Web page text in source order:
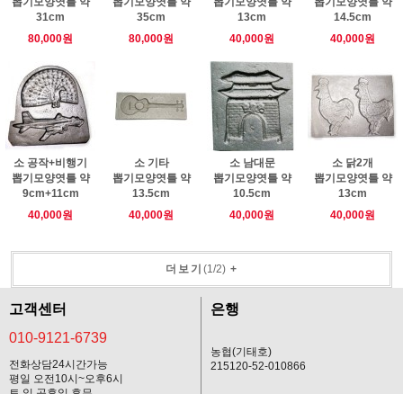
31cm
80,000원
35cm
80,000원
13cm
40,000원
14.5cm
40,000원
소 공작+비행기
뽑기모양엿틀 약
9cm+11cm
40,000원
소 기타
뽑기모양엿틀 약
13.5cm
40,000원
소 남대문
뽑기모양엿틀 약
10.5cm
40,000원
소 닭2개
뽑기모양엿틀 약
13cm
40,000원
더보기 (1/2)+
고객센터
010-9121-6739
전화상담24시간가능
평일 오전10시~오후6시
은행
농협(기태호)
215120-52-010866